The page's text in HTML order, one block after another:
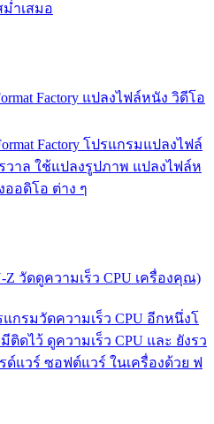
ม่ำเสมอ
Factory แปลงไฟล์หนัง วิดีโอ
Factory โปรแกรมแปลงไฟล์
วาล ใช้แปลงรูปภาพ แปลงไฟล์ห
ออดิโอ ต่าง ๆ
Z วัดดูความเร็ว CPU เครื่องคุณ)
กรมวัดความเร็ว CPU อีกหนึ่งโ
ดไว้ ดูความเร็ว CPU และ ยังรว
ด์แวร์ ซอฟต์แวร์ ในเครื่องด้วย ฟ